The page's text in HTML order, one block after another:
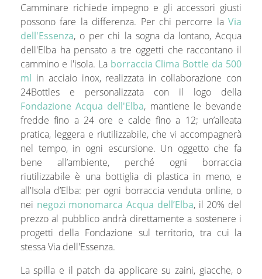
Camminare richiede impegno e gli accessori giusti
possono fare la differenza. Per chi percorre laVia
dell'Essenza, o per chi la sogna da lontano, Acqua
dell'Elba ha pensato a tre oggetti che raccontano il
cammino e l'isola. La borraccia Clima Bottle da 500
ml in acciaio inox, realizzata in collaborazione con
24Bottles e personalizzata con il logo della
Fondazione Acqua dell'Elba, mantiene le bevande
fredde fino a 24 ore e calde fino a 12; un’alleata
pratica, leggera e riutilizzabile, che vi accompagnerà
nel tempo, in ogni escursione. Un oggetto che fa
bene all’ambiente, perché ogni borraccia
riutilizzabile è una bottiglia di plastica in meno, e
all'Isola d’Elba: per ogni borraccia venduta online, o
nei negozi monomarca Acqua dell’Elba, il 20% del
prezzo al pubblico andrà direttamente a sostenere i
progetti della Fondazione sul territorio, tra cui la
stessa Via dell'Essenza.
La spilla e il patch da applicare su zaini, giacche, o